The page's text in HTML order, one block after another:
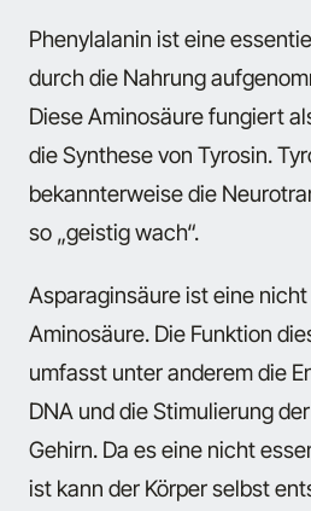
Phenylalanin ist eine
durch die Nahrung
Diese Aminosäure fungiert
die Synthese von Tyrosin.
bekannterweise die
so „geistig wach“.
Asparaginsäureist eine
Aminosäure. Die Funktion
umfasst unter anderem die
DNA und die Stimulierung
Gehirn. Da es eine nicht
ist kann der Körper selbst